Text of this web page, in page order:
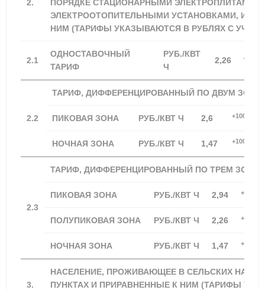
2.
ПОРЯДКЕ СТАЦИОНАРНЫМИ ЭЛЕКТРОПЛИТАМИ И
ЭЛЕКТРООТОПИТЕЛЬНЫМИ УСТАНОВКАМИ, И
НИМ (ТАРИФЫ УКАЗЫВАЮТСЯ В РУБЛЯХ С
2.1
ОДНОСТАВОЧНЫЙ
ТАРИФ
РУБ./КВТ
Ч
2,26
2.2
ТАРИФ, ДИФФЕРЕНЦИРОВАННЫЙ ПО ДВУМ
ПИКОВАЯ ЗОНА РУБ./КВТ Ч 2,6 +100,00%
НОЧНАЯ ЗОНА РУБ./КВТ Ч 1,47 +100,00%
2.3
ТАРИФ, ДИФФЕРЕНЦИРОВАННЫЙ ПО ТРЕМ
ПИКОВАЯ ЗОНА РУБ./КВТ Ч 2,94
ПОЛУПИКОВАЯ ЗОНА РУБ./КВТ Ч 2,26
НОЧНАЯ ЗОНА РУБ./КВТ Ч 1,47
3.
НАСЕЛЕНИЕ, ПРОЖИВАЮЩЕЕ В СЕЛЬСКИХ
ПУНКТАХ И ПРИРАВНЕННЫЕ К НИМ (ТАРИФЫ